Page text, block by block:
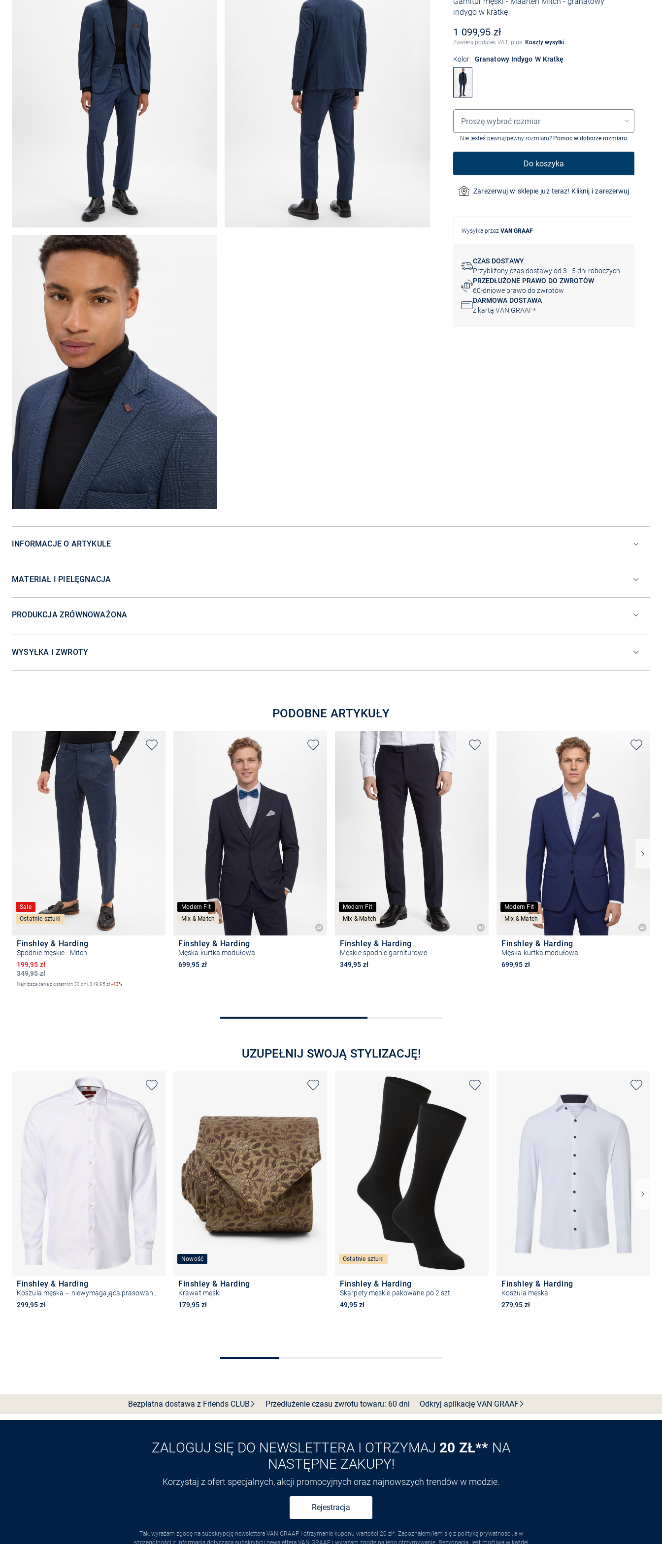
indygo w kratkę
1 099,95 zł
Zawiera podatek VAT, plus Koszty wysyłki
Kolor: Granatowy Indygo W Kratkę
Wybór rozmiaru
Proszę wybrać rozmiar
Nie jesteś pewna/pewny rozmiaru? Pomoc w doborze rozmiaru
Do koszyka
Zarezerwuj w sklepie już teraz! Kliknij i zarezerwuj
Wysyłka przez VAN GRAAF
CZAS DOSTAWY
Przybliżony czas dostawy od 3 - 5 dni roboczych
PRZEDŁUŻONE PRAWO DO ZWROTÓW
60-dniowe prawo do zwrotów
DARMOWA DOSTAWA
z kartą VAN GRAAF*
INFORMACJE O ARTYKULE
MATERIAŁ I PIELĘGNACJA
PRODUKCJA ZRÓWNOWAŻONA
WYSYŁKA I ZWROTY
PODOBNE ARTYKUŁY
Sale
Ostatnie sztuki
Finshley & Harding
Spodnie męskie - Mitch
349,95 zł
Obniżona cena
199,95 zł
Najniższa cena z ostatnich 30 dni:349,95zł-43%
Modern Fit
Mix & Match
Finshley & Harding
Męska kurtka modułowa
699,95 zł
Wybierz rozmiar
Modern Fit
Mix & Match
Finshley & Harding
Męskie spodnie garniturowe
349,95 zł
Modern Fit
Mix & Match
Finshley & Harding
Męska kurtka modułowa
699,95 zł
UZUPEŁNIJ SWOJĄ STYLIZACJĘ!
Finshley & Harding
299,95 zł
Nowość
Finshley & Harding
Krawat męski
179,95 zł
Do koszyka
Ostatnie sztuki
Finshley & Harding
Skarpety męskie pakowane po 2 szt.
49,95 zł
Finshley & Harding
Koszula męska
279,95 zł
Bezpłatna dostawa z FriendsCLUB Przedłużenie czasu zwrotu towaru: 60 dni Odkryj aplikację VAN GRAAF
ZALOGUJ SIĘ DO NEWSLETTERA I OTRZYMAJ 20 ZŁ** NA
NASTĘPNE ZAKUPY!
Korzystaj z ofert specjalnych, akcji promocyjnych oraz najnowszych trendów w modzie.
Rejestracja
Tak, wyrażam zgodę na subskrypcję newslettera VAN GRAAF i otrzymanie kuponu wartości 20 zł*. Zapoznałem/łam się z polityką prywatności, a w
szczególności z informacją dotyczącą subskrybcji newslettera VAN GRAAF i wyrażam zgodę na jego otrzymywanie. Rezygnacja. jest możliwa w każdej